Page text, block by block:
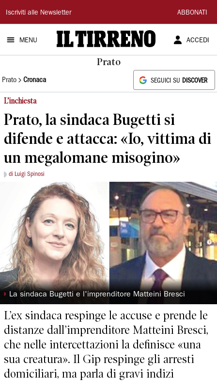
Il
Tirreno
Iscriviti alle Newsletter ABBONATI
MENU ACCEDI
Prato
Prato Cronaca SEGUICI SU DISCOVER
L’inchiesta
Prato, la sindaca Bugetti si
difende e attacca: «Io, vittima di
un megalomane misogino»
di Luigi Spinosi
◗ La sindaca Bugetti e l'imprenditore Matteini Bresci
L’ex sindaca respinge le accuse e prende le
distanze dall’imprenditore Matteini Bresci,
che nelle intercettazioni la definisce «una
sua creatura». Il Gip respinge gli arresti
domiciliari, ma parla di gravi indizi